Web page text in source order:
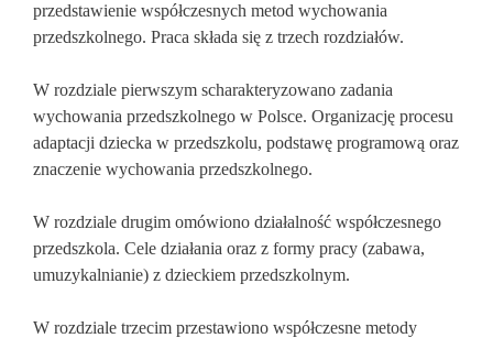
przedstawienie współczesnych metod wychowania
przedszkolnego. Praca składa się z trzech rozdziałów.
W rozdziale pierwszym scharakteryzowano zadania
wychowania przedszkolnego w Polsce. Organizację procesu
adaptacji dziecka w przedszkolu, podstawę programową oraz
znaczenie wychowania przedszkolnego.
W rozdziale drugim omówiono działalność współczesnego
przedszkola. Cele działania oraz z formy pracy (zabawa,
umuzykalnianie) z dzieckiem przedszkolnym.
W rozdziale trzecim przestawiono współczesne metody